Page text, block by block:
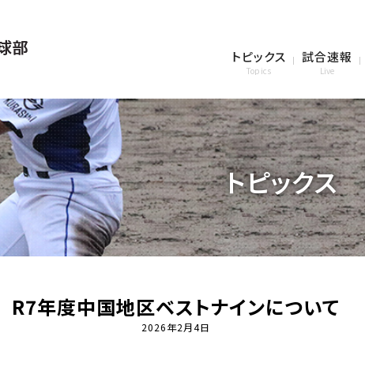
トピックス
Topics
試合速報
Live
トピックス
R7年度中国地区ベストナインについて
2026年2月4日